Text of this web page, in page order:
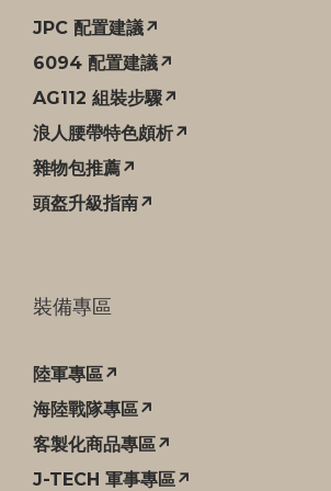
JPC 配置建議↗
6094 配置建議↗
AG112 組裝步驟↗
浪人腰帶特色頗析↗
雜物包推薦↗
頭盔升級指南↗
裝備專區
陸軍專區↗
海陸戰隊專區↗
客製化商品專區↗
J-TECH 軍事專區↗